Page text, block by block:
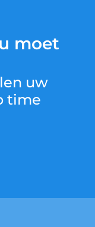
moet
uw
time